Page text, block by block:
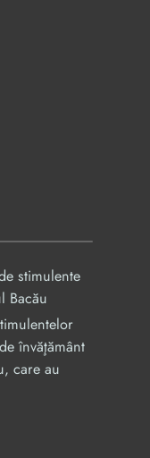
stimulente
Bacău
învăţământ
care au